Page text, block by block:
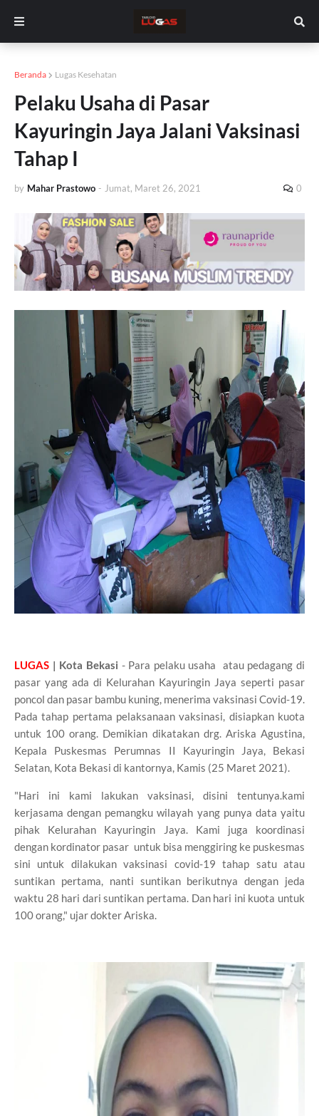
Beranda Lugas Kesehatan
Pelaku Usaha di Pasar
Kayuringin Jaya Jalani Vaksinasi
Tahap I
by Mahar Prastowo - Jumat, Maret 26, 2021 0
LUGAS | Kota Bekasi - Para pelaku usaha atau pedagang di
pasar yang ada di Kelurahan Kayuringin Jaya seperti pasar
poncol dan pasar bambu kuning, menerima vaksinasi Covid-19.
Pada tahap pertama pelaksanaan vaksinasi, disiapkan kuota
untuk 100 orang. Demikian dikatakan drg. Ariska Agustina,
Kepala Puskesmas Perumnas II Kayuringin Jaya, Bekasi
Selatan, Kota Bekasi di kantornya, Kamis (25 Maret 2021).
"Hari ini kami lakukan vaksinasi, disini tentunya.kami
kerjasama dengan pemangku wilayah yang punya data yaitu
pihak Kelurahan Kayuringin Jaya. Kami juga koordinasi
dengan kordinator pasar untuk bisa menggiring ke puskesmas
sini untuk dilakukan vaksinasi covid-19 tahap satu atau
suntikan pertama, nanti suntikan berikutnya dengan jeda
waktu 28 hari dari suntikan pertama. Dan hari ini kuota untuk
100 orang," ujar dokter Ariska.